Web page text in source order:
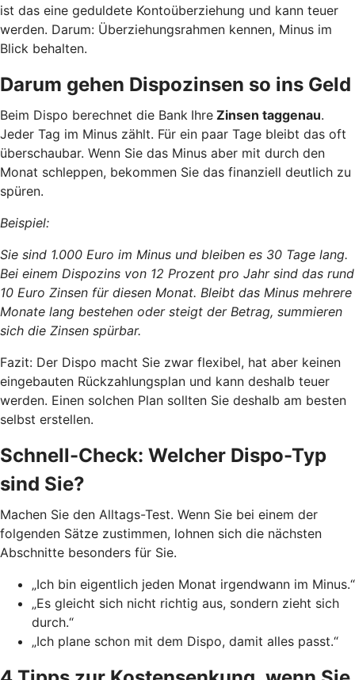
ist das eine geduldete Kontoüberziehung und kann teuer
werden. Darum: Überziehungsrahmen kennen, Minus im
Blick behalten.
Darum gehen Dispozinsen so ins Geld
Beim Dispo berechnet die Bank Ihre Zinsen taggenau.
Jeder Tag im Minus zählt. Für ein paar Tage bleibt das oft
überschaubar. Wenn Sie das Minus aber mit durch den
Monat schleppen, bekommen Sie das finanziell deutlich zu
spüren.
Beispiel:
Sie sind 1.000 Euro im Minus und bleiben es 30 Tage lang.
Bei einem Dispozins von 12 Prozent pro Jahr sind das rund
10 Euro Zinsen für diesen Monat. Bleibt das Minus mehrere
Monate lang bestehen oder steigt der Betrag, summieren
sich die Zinsen spürbar.
Fazit: Der Dispo macht Sie zwar flexibel, hat aber keinen
eingebauten Rückzahlungsplan und kann deshalb teuer
werden. Einen solchen Plan sollten Sie deshalb am besten
selbst erstellen.
Schnell-Check: Welcher Dispo-Typ
sind Sie?
Machen Sie den Alltags-Test. Wenn Sie bei einem der
folgenden Sätze zustimmen, lohnen sich die nächsten
Abschnitte besonders für Sie.
„Ich bin eigentlich jeden Monat irgendwann im Minus.“
„Es gleicht sich nicht richtig aus, sondern zieht sich
durch.“
„Ich plane schon mit dem Dispo, damit alles passt.“